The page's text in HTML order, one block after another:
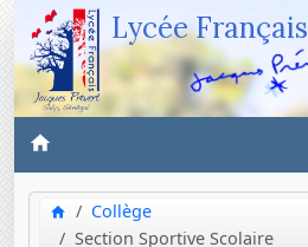
Lycée Français
Collège
Section Sportive Scolaire